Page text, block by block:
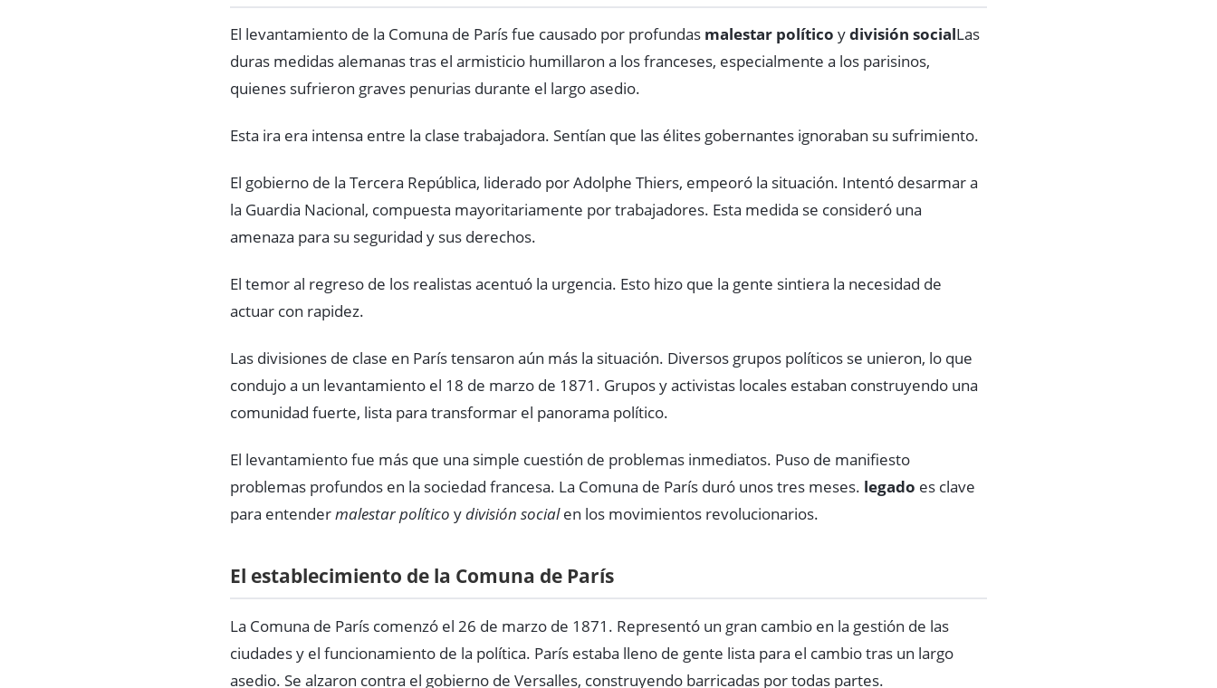
El levantamiento de la Comuna de París fue causado por profundas malestar político ydivisión socialLas
duras medidas alemanas tras el armisticio humillaron a los franceses, especialmente a los parisinos,
quienes sufrieron graves penurias durante el largo asedio.
Esta ira era intensa entre la clase trabajadora. Sentían que las élites gobernantes ignoraban su sufrimiento.
El gobierno de la Tercera República, liderado por Adolphe Thiers, empeoró la situación. Intentó desarmar a
la Guardia Nacional, compuesta mayoritariamente por trabajadores. Esta medida se consideró una
amenaza para su seguridad y sus derechos.
El temor al regreso de los realistas acentuó la urgencia. Esto hizo que la gente sintiera la necesidad de
actuar con rapidez.
Las divisiones de clase en París tensaron aún más la situación. Diversos grupos políticos se unieron, lo que
condujo a un levantamiento el 18 de marzo de 1871. Grupos y activistas locales estaban construyendo una
comunidad fuerte, lista para transformar el panorama político.
El levantamiento fue más que una simple cuestión de problemas inmediatos. Puso de manifiesto
problemas profundos en la sociedad francesa. La Comuna de París duró unos tres meses. legado es clave
para entendermalestar político ydivisión socialen los movimientos revolucionarios.
El establecimiento de la Comuna de París
La Comuna de París comenzó el 26 de marzo de 1871. Representó un gran cambio en la gestión de las
ciudades y el funcionamiento de la política. París estaba lleno de gente lista para el cambio tras un largo
asedio. Se alzaron contra el gobierno de Versalles, construyendo barricadas por todas partes.